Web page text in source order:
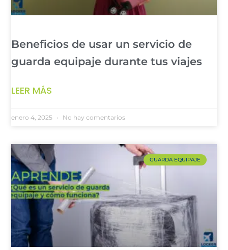
Beneficios de usar un servicio de
guarda equipaje durante tus viajes
LEER MÁS
enero 4, 2025 No hay comentarios
GUARDA EQUIPAJE